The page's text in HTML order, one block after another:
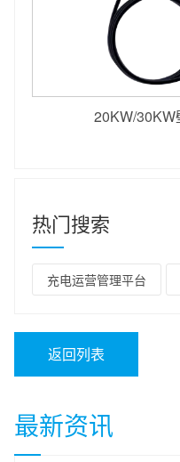
20KW/
热门搜索
充电运营管理平台
返回列表
最新资讯